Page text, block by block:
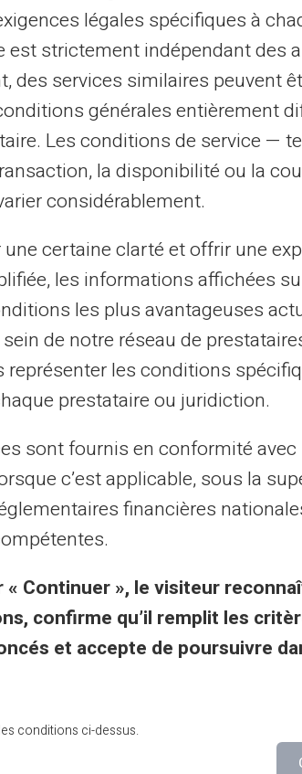
®
på valutavgifterna
02
Inga dåliga
överraskningar
valutakursavgifter är: 1.99%, och det
légales spécifiques à
est strictement indépendant des
des services similaires peuvent
générales entièrement
Les conditions de service —
la disponibilité ou la
considérablement.
certaine clarté et offrir une
les informations affichées
les plus avantageuses
de notre réseau de
représenter les conditions
prestataire ou juridiction.
sont fournis en conformité avec
c’est applicable, sous la
financières
« Continuer », le visiteur
confirme qu’il remplit les
et accepte de poursuivre
conditions ci-dessus.